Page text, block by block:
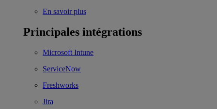
En savoir plus
Principales intégrations
Microsoft Intune
ServiceNow
Freshworks
Jira